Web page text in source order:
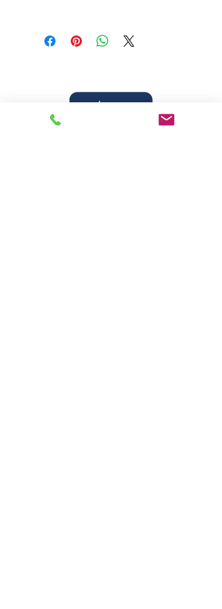
Autor: Allan Kardec
Tradutor: Evandro Noleto Bezerra
Nº de páginas: 411
Formato: 15x23x2,1cm